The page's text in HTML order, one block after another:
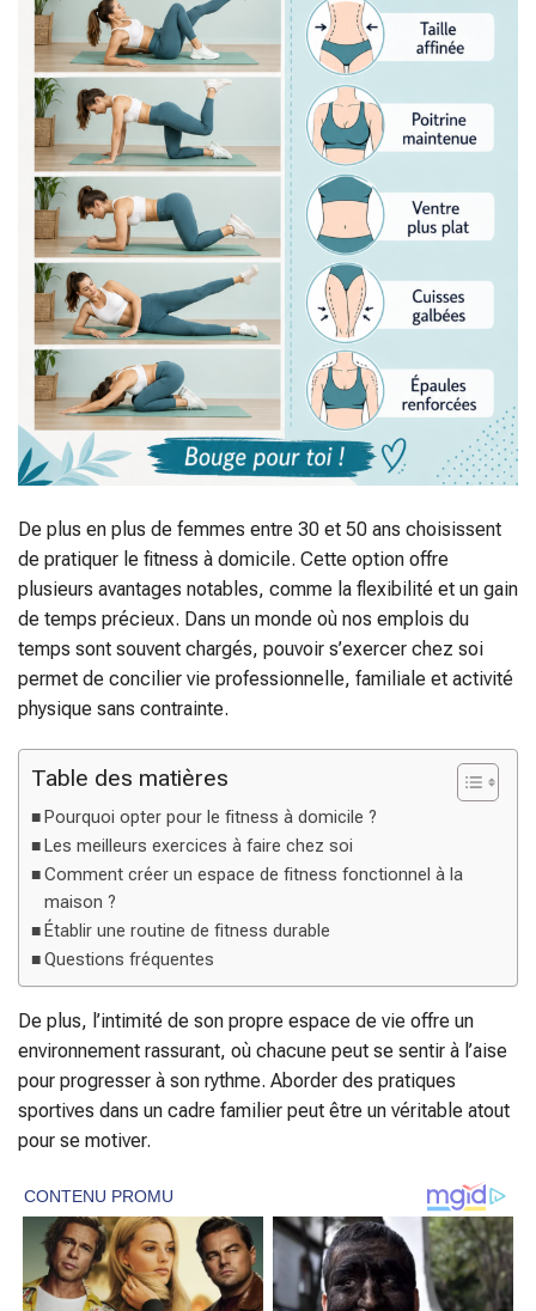
De plus en plus de femmes entre 30 et 50 ans choisissent
de pratiquer le fitness à domicile. Cette option offre
plusieurs avantages notables, comme la flexibilité et un gain
de temps précieux. Dans un monde où nos emplois du
temps sont souvent chargés, pouvoir s’exercer chez soi
permet de concilier vie professionnelle, familiale et activité
physique sans contrainte.
Table des matières
Pourquoi opter pour le fitness à domicile ?
Les meilleurs exercices à faire chez soi
Comment créer un espace de fitness fonctionnel à la
maison ?
Établir une routine de fitness durable
Questions fréquentes
De plus, l’intimité de son propre espace de vie offre un
environnement rassurant, où chacune peut se sentir à l’aise
pour progresser à son rythme. Aborder des pratiques
sportives dans un cadre familier peut être un véritable atout
pour se motiver.